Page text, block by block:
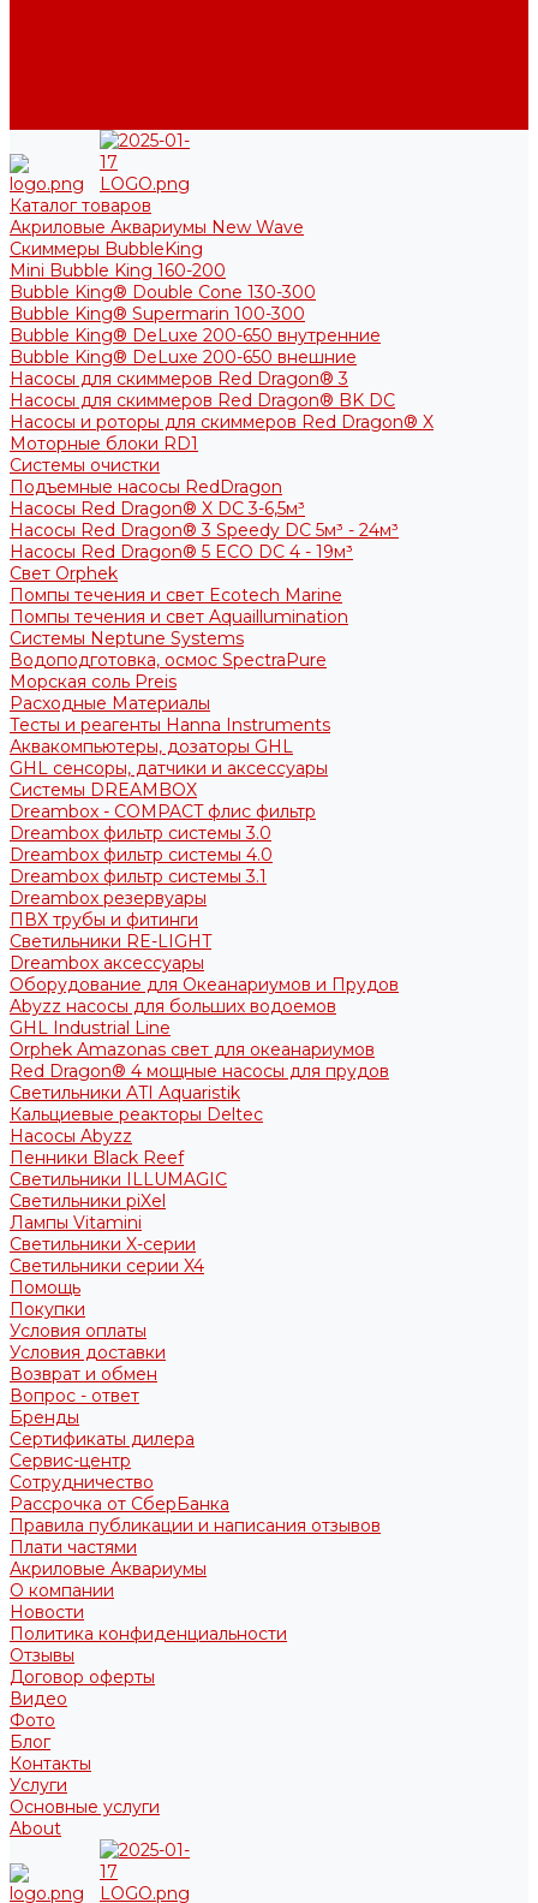
Каталог товаров
Акриловые Аквариумы New Wave
Скиммеры BubbleKing
Mini Bubble King 160-200
Bubble King® Double Cone 130-300
Bubble King® Supermarin 100-300
Bubble King® DeLuxe 200-650 внутренние
Bubble King® DeLuxe 200-650 внешние
Насосы для скиммеров Red Dragon® 3
Насосы для скиммеров Red Dragon® BK DC
Насосы и роторы для скиммеров Red Dragon® X
Моторные блоки RD1
Системы очистки
Подъемные насосы RedDragon
Насосы Red Dragon® X DC 3-6,5м³
Насосы Red Dragon® 3 Speedy DC 5м³ - 24м³
Насосы Red Dragon® 5 ECO DC 4 - 19м³
Свет Orphek
Помпы течения и свет Ecotech Marine
Помпы течения и свет Aquaillumination
Системы Neptune Systems
Водоподготовка, осмос SpectraPure
Морская соль Preis
Расходные Материалы
Тесты и реагенты Hanna Instruments
Аквакомпьютеры, дозаторы GHL
GHL сенсоры, датчики и аксессуары
Системы DREAMBOX
Dreambox - COMPACT флис фильтр
Dreambox фильтр системы 3.0
Dreambox фильтр системы 4.0
Dreambox фильтр системы 3.1
Dreambox резервуары
ПВХ трубы и фитинги
Светильники RE-LIGHT
Dreambox аксессуары
Оборудование для Океанариумов и Прудов
Abyzz насосы для больших водоемов
GHL Industrial Line
Orphek Amazonas свет для океанариумов
Red Dragon® 4 мощные насосы для прудов
Светильники ATI Aquaristik
Кальциевые реакторы Deltec
Насосы Abyzz
Пенники Black Reef
Светильники ILLUMAGIC
Светильники piXel
Лампы Vitamini
Светильники X-серии
Светильники серии X4
Помощь
Покупки
Условия оплаты
Условия доставки
Возврат и обмен
Вопрос - ответ
Бренды
Сертификаты дилера
Сервис-центр
Сотрудничество
Рассрочка от СберБанка
Правила публикации и написания отзывов
Плати частями
Акриловые Аквариумы
О компании
Новости
Политика конфиденциальности
Отзывы
Договор оферты
Видео
Фото
Блог
Контакты
Услуги
Основные услуги
About